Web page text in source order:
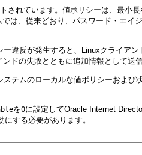
れています。値ポリシーは、最小
、従来どおり、パスワード・エ
違反が発生すると、Linuxクライア
ドの失敗とともに追加情報として送
ムのローカルな値ポリシーおよび
を0に設定してOracle Internet
する必要があります。